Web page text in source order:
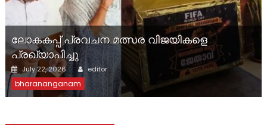
ലോകകപ്പ് പ്രവചന മത്സര വിജയികളെ
പ്രഖ്യാപിച്ചു
Posted
on
July 22, 2026 Author
editor
bharananganam